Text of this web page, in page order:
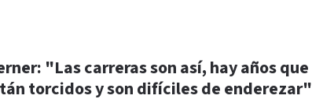
"Las carreras son así, hay años que
torcidos y son difíciles de enderezar"